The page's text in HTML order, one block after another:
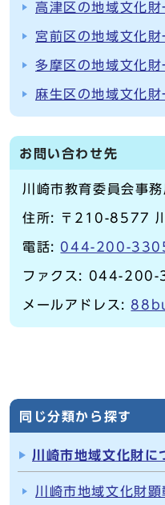
高津区の地域文化財
宮前区の地域文化財
多摩区の地域文化財
麻生区の地域文化財
お問い合わせ先
川崎市教育委員会事
住所: 〒210-8577 川
電話: 044-200-
ファクス: 044-200-
メールアドレス:
同じ分類から探す
川崎市地域文化財に
川崎市地域文化財顕